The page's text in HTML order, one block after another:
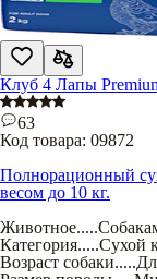
Клуб 4 Лапы
63
Код товара: 09872
Полнорационный
весом до 10 кг.
Животное.....
Категория.....Сухой
Возраст собаки.....